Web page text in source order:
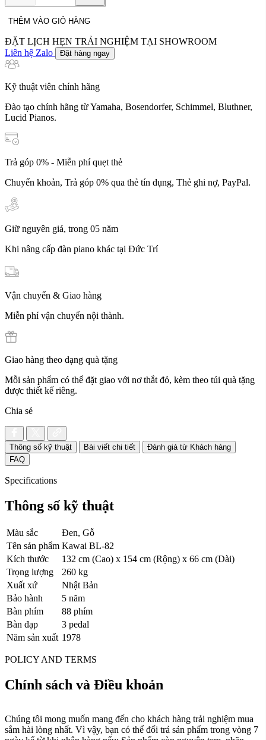
BL-
82
số
lượng
THÊM VÀO GIỎ HÀNG
ĐẶT LỊCH HẸN TRẢI NGHIỆM TẠI SHOWROOM
Liên hệ Zalo
Đặt hàng ngay
Kỹ thuật viên chính hãng
Đào tạo chính hãng từ Yamaha, Bosendorfer, Schimmel, Bluthner,
Lucid Pianos.
Trả góp 0% - Miễn phí quẹt thẻ
Chuyển khoản, Trả góp 0% qua thẻ tín dụng, Thẻ ghi nợ, PayPal.
Giữ nguyên giá, trong 05 năm
Khi nâng cấp đàn piano khác tại Đức Trí
Vận chuyển & Giao hàng
Miễn phí vận chuyển nội thành.
Giao hàng theo dạng quà tặng
Mỗi sản phẩm có thể đặt giao với nơ thắt đỏ, kèm theo túi quà tặng
được thiết kế riêng.
Chia sẻ
Thông số kỹ thuật Bài viết chi tiết
Đánh giá từ Khách hàng
FAQ
Specifications
Thông số kỹ thuật
Màu sắc
Đen, Gỗ
Tên sản phẩm Kawai BL-82
Kích thước
132 cm (Cao) x 154 cm (Rộng) x 66 cm (Dài)
Trọng lượng
260 kg
Xuất xứ
Nhật Bản
Bảo hành
5 năm
Bàn phím
88 phím
Bàn đạp
3 pedal
Năm sản xuất 1978
POLICY AND TERMS
Chính sách và Điều khoản
Chúng tôi mong muốn mang đến cho khách hàng trải nghiệm mua
sắm hài lòng nhất. Vì vậy, bạn có thể đổi trả sản phẩm trong vòng 7